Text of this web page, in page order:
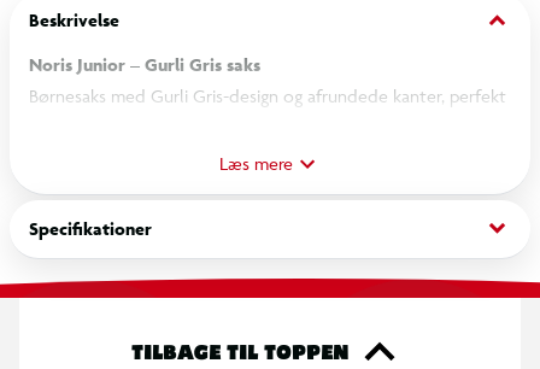
Beskrivelse keyboard_arrow_down
Noris Junior – Gurli Gris saks
Børnesaks med Gurli Gris-design og afrundede kanter, perfekt
klippe i papir og klipper ikke hår eller tekstiler, hvilket gør den
ekstra velegnet til børn.
Saksen kan bruges af både højre- og venstrehåndede og er
ideel til kreative aktiviteter hjemme og i skolen.
Specifikationer
Læs mere
Specifikationer keyboard_arrow_down
TILBAGE TIL TOPPEN